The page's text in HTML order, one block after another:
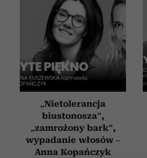
„Nietolerancja
biustonosza”,
„zamrożony bark”,
wypadanie włosów –
Anna Kopańczyk